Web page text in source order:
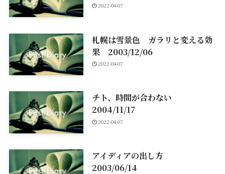
2022-04-07
札幌は雪景色 ガラリと変える効
果 2003/12/06
2022-04-07
チト、時間が合わない
2004/11/17
2022-04-07
アイディアの出し方
2003/06/14